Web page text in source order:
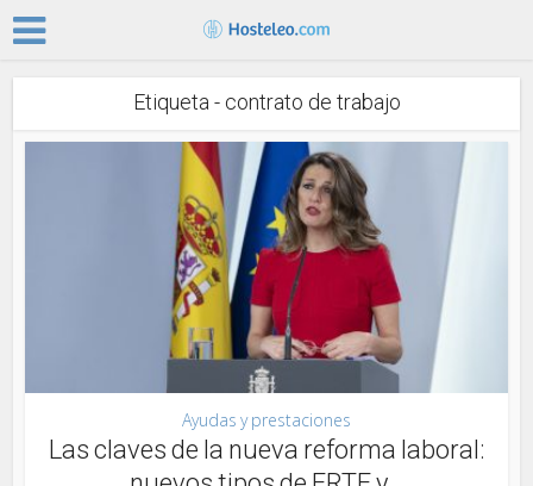
Etiqueta - contrato de trabajo
Ayudas y prestaciones
Las claves de la nueva reforma laboral: